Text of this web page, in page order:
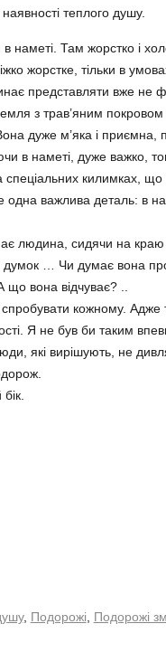
теплого душу.
наметі. Там жорстко і
жорстке, тільки в
представляти вже
з трав’яним
дуже м’яка і приємна,
в наметі, дуже важко,
килимках, що
одна важлива деталь: в
людина, сидячи на краю
думок … Чи думає вона
що вона відчуває? ..
спробувати кожному.
Я не був би таким
які вирішують, не
, Подорожі, Подорожі